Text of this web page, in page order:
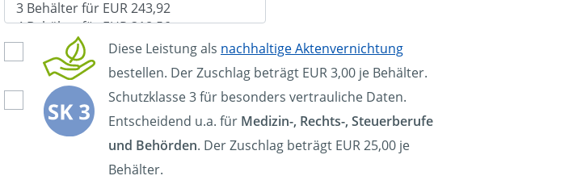
Diese Leistung als nachhaltige Aktenvernichtung
bestellen. Der Zuschlag beträgt EUR 3,00 je Behälter.
Schutzklasse 3 für besonders vertrauliche Daten.
Entscheidend u.a. für Medizin-, Rechts-, Steuerberufe
und Behörden. Der Zuschlag beträgt EUR 25,00 je
Behälter.